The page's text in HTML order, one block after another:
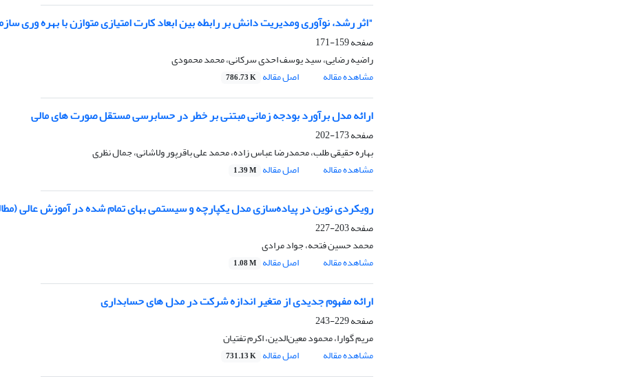
"اثر رشد، نوآوری ومدیریت دانش بر رابطه بین ابعاد کارت امتیازی متوازن با بهره وری
صفحه159-171
راضیه رضایی، سید یوسف احدی سرکانی، محمد محمودی
مشاهده مقاله
اصل مقاله 786.73 K
ارائه مدل برآورد بودجه زمانی مبتنی بر خطر در حسابرسی مستقل صورت های مالی
صفحه173-202
بهاره حقیقی طلب، محمدرضا عباس زاده، محمد علی باقرپور ولاشانی، جمال نظری
مشاهده مقاله
اصل مقاله 1.39 M
رویکردی نوین در پیاده‌سازی مدل یکپارچه و سیستمی بهای تمام شده در آموزش عالی
صفحه203-227
محمد حسین فتحه، جواد مرادی
مشاهده مقاله
اصل مقاله 1.08 M
ارائه مفهوم جدیدی از متغیر اندازه شرکت در مدل های حسابداری
صفحه229-243
مریم گوارا، محمود معین‌الدین، اکرم تفتیان
مشاهده مقاله
اصل مقاله 731.13 K